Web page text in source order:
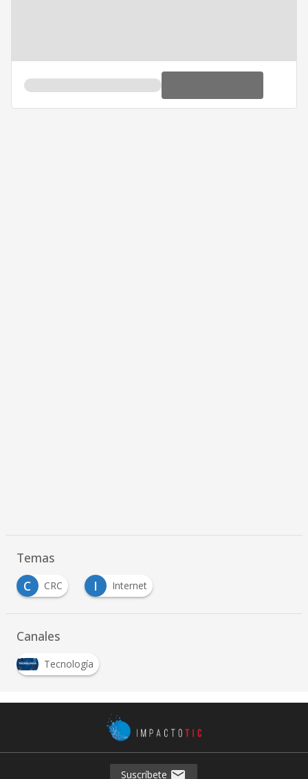
Temas
C
CRC I Internet
Canales
Tecnología
Suscríbete